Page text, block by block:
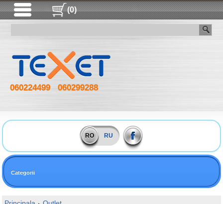
(0)
060224499 060299288
RO RU
Categorii